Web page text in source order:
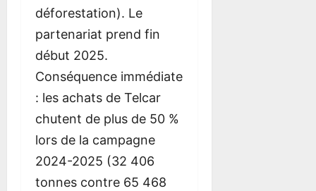
déforestation). Le
partenariat prend fin
début 2025.
Conséquence immédiate
: les achats de Telcar
chutent de plus de 50 %
lors de la campagne
2024-2025 (32 406
tonnes contre 65 468